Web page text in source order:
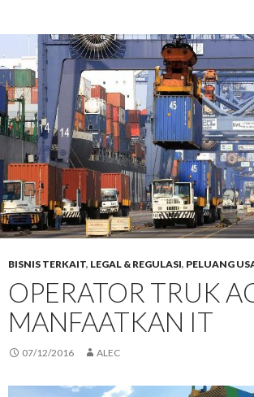
BISNIS TERKAIT, LEGAL & REGULASI, PELUANG
OPERATOR TRUK
MANFAATKAN IT
07/12/2016 ALEC